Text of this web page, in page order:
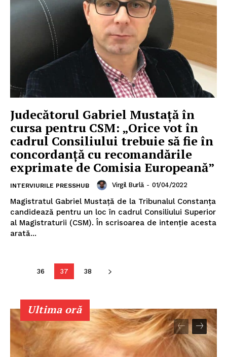
Judecătorul Gabriel Mustață în
cursa pentru CSM: „Orice vot în
cadrul Consiliului trebuie să fie în
concordanţă cu recomandările
exprimate de Comisia Europeană”
INTERVIURILE PRESSHUB Virgil Burlă - 01/04/2022
Magistratul Gabriel Mustață de la Tribunalul Constanța
candidează pentru un loc în cadrul Consiliului Superior
al Magistraturii (CSM). În scrisoarea de intenție acesta
arată...
36 37 38
Ultima oră